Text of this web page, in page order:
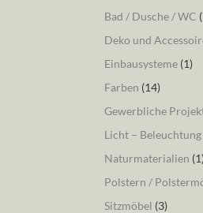
Bad / Dusche / WC
Deko und
Einbausysteme(1)
Farben (14)
Gewerbliche
Licht – Beleuchtung
Naturmaterialien
Polstern /
Sitzmöbel (3)